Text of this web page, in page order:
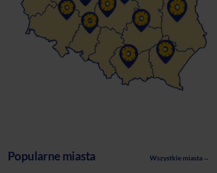
Popularne miasta Wszystkie miasta→